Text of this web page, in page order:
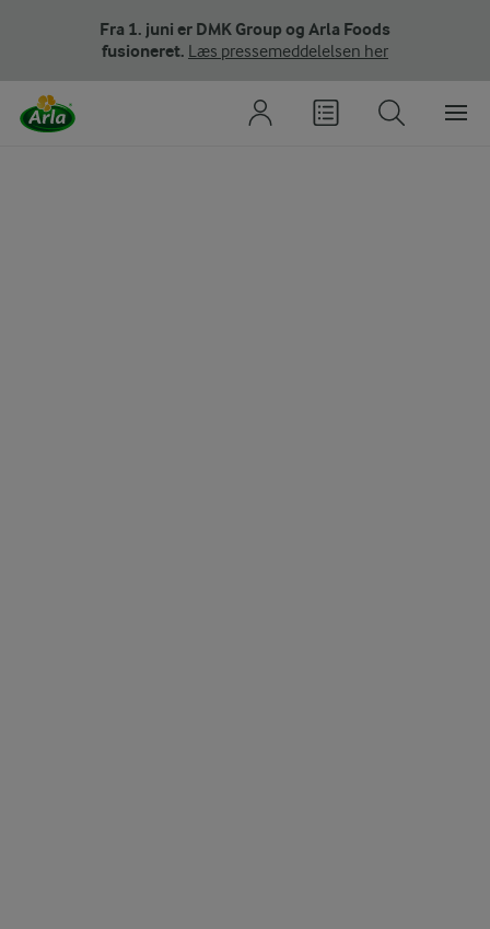
Fra 1. juni er DMK Group og Arla Foods
fusioneret. Læs pressemeddelelsen her